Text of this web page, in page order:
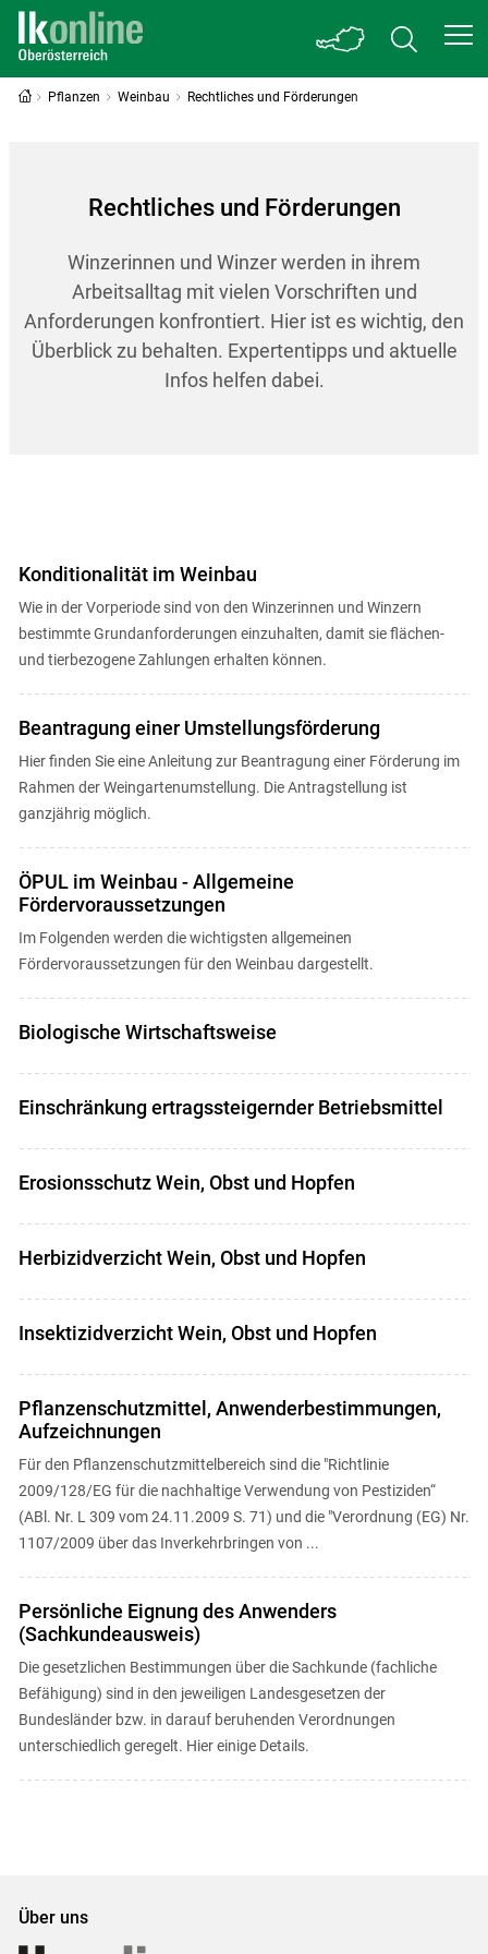
Skip to main content
Pflanzen Weinbau Rechtliches und Förderungen
Rechtliches und Förderungen
Winzerinnen und Winzer werden in ihrem
Arbeitsalltag mit vielen Vorschriften und
Anforderungen konfrontiert. Hier ist es wichtig, den
Überblick zu behalten. Expertentipps und aktuelle
Infos helfen dabei.
Konditionalität im Weinbau
Wie in der Vorperiode sind von den Winzerinnen und Winzern
bestimmte Grundanforderungen einzuhalten, damit sie flächen-
und tierbezogene Zahlungen erhalten können.
Beantragung einer Umstellungsförderung
Hier finden Sie eine Anleitung zur Beantragung einer Förderung im
Rahmen der Weingartenumstellung. Die Antragstellung ist
ganzjährig möglich.
ÖPUL im Weinbau - Allgemeine
Fördervoraussetzungen
Im Folgenden werden die wichtigsten allgemeinen
Fördervoraussetzungen für den Weinbau dargestellt.
Biologische Wirtschaftsweise
Einschränkung ertragssteigernder Betriebsmittel
Erosionsschutz Wein, Obst und Hopfen
Herbizidverzicht Wein, Obst und Hopfen
Insektizidverzicht Wein, Obst und Hopfen
Pflanzenschutzmittel, Anwenderbestimmungen,
Aufzeichnungen
Für den Pflanzenschutzmittelbereich sind die "Richtlinie
2009/128/EG für die nachhaltige Verwendung von Pestiziden“
(ABl. Nr. L 309 vom 24.11.2009 S. 71) und die "Verordnung (EG) Nr.
1107/2009 über das Inverkehrbringen von ...
Persönliche Eignung des Anwenders
(Sachkundeausweis)
Die gesetzlichen Bestimmungen über die Sachkunde (fachliche
Befähigung) sind in den jeweiligen Landesgesetzen der
Bundesländer bzw. in darauf beruhenden Verordnungen
unterschiedlich geregelt. Hier einige Details.
Über uns